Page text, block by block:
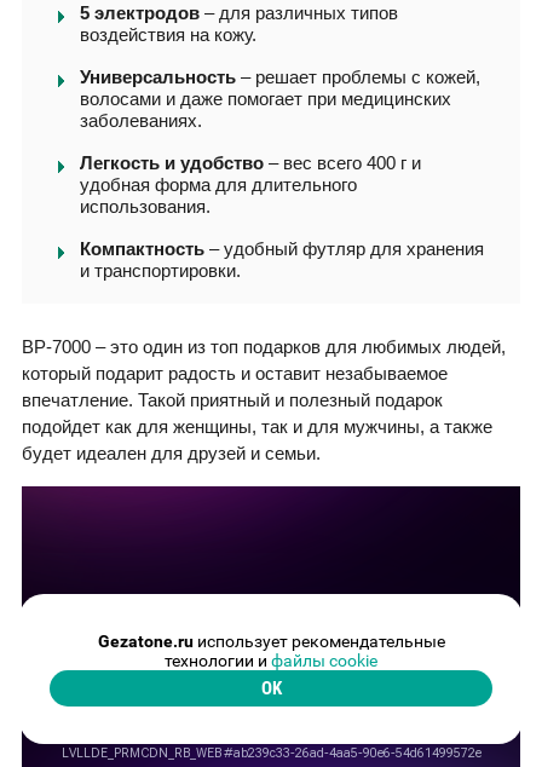
5 электродов – для различных типов
воздействия на кожу.
Универсальность – решает проблемы с кожей,
волосами и даже помогает при медицинских
заболеваниях.
Легкость и удобство – вес всего 400 г и
удобная форма для длительного
использования.
Компактность – удобный футляр для хранения
и транспортировки.
BP-7000 – это один из топ подарков для любимых людей,
который подарит радость и оставит незабываемое
впечатление. Такой приятный и полезный подарок
подойдет как для женщины, так и для мужчины, а также
будет идеален для друзей и семьи.
Gezatone.ruиспользует рекомендательные
технологии и файлы cookie
OK